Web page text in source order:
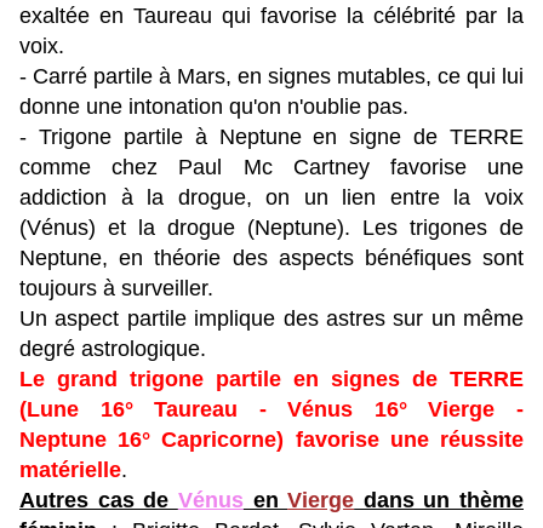
exaltée en Taureau qui favorise la célébrité par la
voix.
- Carré partile à Mars, en signes mutables, ce qui lui
donne une intonation qu'on n'oublie pas.
- Trigone partile à Neptune en signe de TERRE
comme chez Paul Mc Cartney favorise une
addiction à la drogue, on un lien entre la voix
(Vénus) et la drogue (Neptune). Les trigones de
Neptune, en théorie des aspects bénéfiques sont
toujours à surveiller.
Un aspect partile implique des astres sur un même
degré astrologique.
Le grand trigone partile en signes de TERRE
(Lune 16° Taureau - Vénus 16° Vierge -
Neptune 16° Capricorne) favorise une réussite
matérielle.
Autres cas de VénusenVierge dans un thème